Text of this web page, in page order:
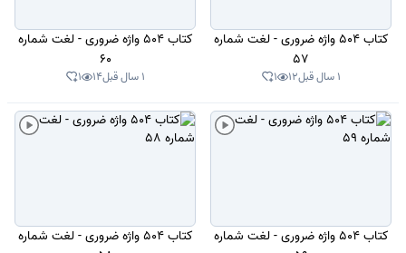
کتاب 504 واژه ضروری - لغت شماره
57
1 سال قبل 12
1
کتاب 504 واژه ضروری - لغت شماره
60
1 سال قبل 14
1
کتاب 504 واژه ضروری - لغت شماره
کتاب 504 واژه ضروری - لغت شماره